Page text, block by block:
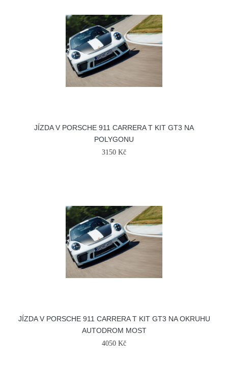
JÍZDA V PORSCHE 911 CARRERA T KIT GT3 NA
POLYGONU
3150 Kč
JÍZDA V PORSCHE 911 CARRERA T KIT GT3 NA OKRUHU
AUTODROM MOST
4050 Kč